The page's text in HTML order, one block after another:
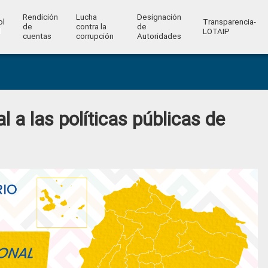
Rendición
de
cuentas
Lucha
contra la
corrupción
Designación
de
Autoridades
Transparencia-
LOTAIP
a las políticas públicas de